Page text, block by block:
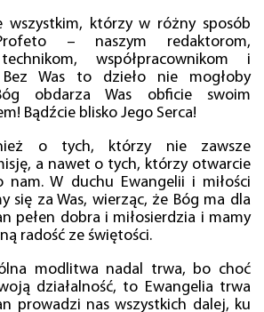
wszystkim, którzy w różny sposób
– naszym redaktorom,
współpracownikom i
Bez Was to dzieło nie mogłoby
obdarza Was obficie swoim
Bądźcie blisko Jego Serca!
o tych, którzy nie zawsze
a nawet o tych, którzy otwarcie
nam. W duchu Ewangelii i miłości
się za Was, wierząc, że Bóg ma dla
pełen dobra i miłosierdzia i mamy
radość ze świętości.
modlitwa nadal trwa, bo choć
działalność, to Ewangelia trwa
prowadzi nas wszystkich dalej, ku